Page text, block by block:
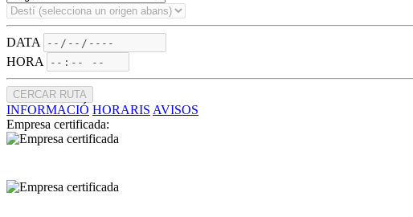
DATA
HORA
CERCAR RUTA
INFORMACIÓ HORARIS AVISOS
Empresa certificada: